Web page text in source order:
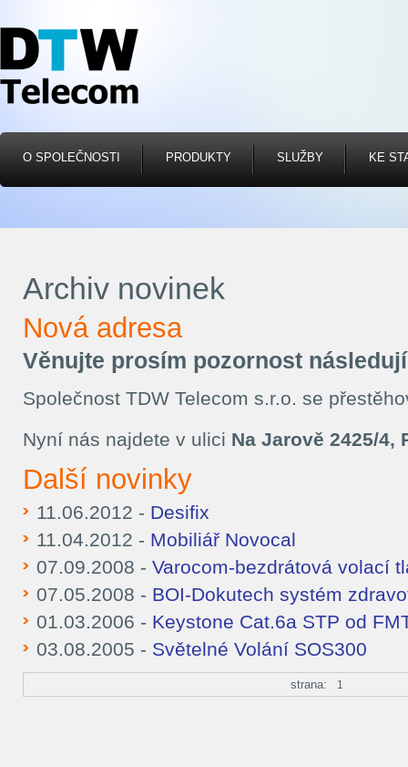
Archiv novinek
Nová adresa
Věnujte prosím pozornost
Společnost TDW Telecom s.r.o. se
Nyní nás najdete v ulici Na Jarově 2425/4,
Další novinky
11.06.2012 - Desifix
11.04.2012 - Mobiliář Novocal
07.09.2008 - Varocom-bezdrátová volací
07.05.2008 - BOI-Dokutech systém
01.03.2006 - Keystone Cat.6a STP od
03.08.2005 - Světelné Volání SOS300
strana: 1
O SPOLEČNOSTI PRODUKTY SLUŽBY KE